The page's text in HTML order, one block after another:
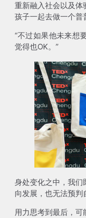
重新融入社会以及
孩子一起去做一个普
“不过如果他未来想
觉得也OK。”
身处变化之中，我
向发展，也无法预判
用力思考到最后，